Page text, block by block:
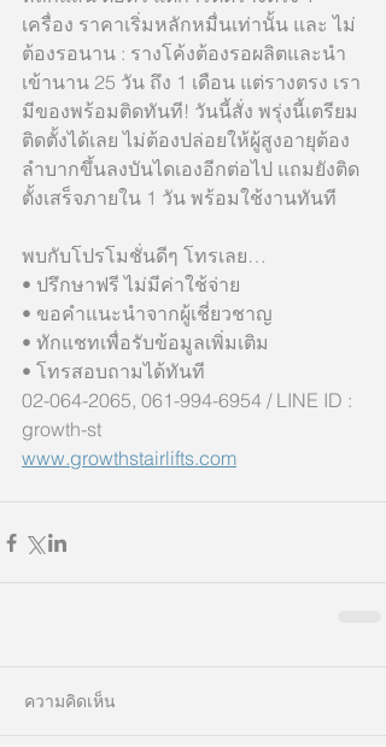
เครื่อง ราคาเริ่มหลักหมื่นเท่านั้น และ ไม่
ต้องรอนาน : รางโค้งต้องรอผลิตและนำ
เข้านาน 25 วัน ถึง 1 เดือน แต่รางตรง เรา
มีของพร้อมติดทันที! วันนี้สั่ง พรุ่งนี้เตรียม
ติดตั้งได้เลย ไม่ต้องปล่อยให้ผู้สูงอายุต้อง
ลำบากขึ้นลงบันไดเองอีกต่อไป แถมยังติด
ตั้งเสร็จภายใน 1 วัน พร้อมใช้งานทันที
พบกับโปรโมชั่นดีๆ โทรเลย…
• ปรึกษาฟรี ไม่มีค่าใช้จ่าย
• ขอคำแนะนำจากผู้เชี่ยวชาญ
• ทักแชทเพื่อรับข้อมูลเพิ่มเติม
• โทรสอบถามได้ทันที
02-064-2065, 061-994-6954 / LINE ID :
growth-st
www.growthstairlifts.com
ความคิดเห็น